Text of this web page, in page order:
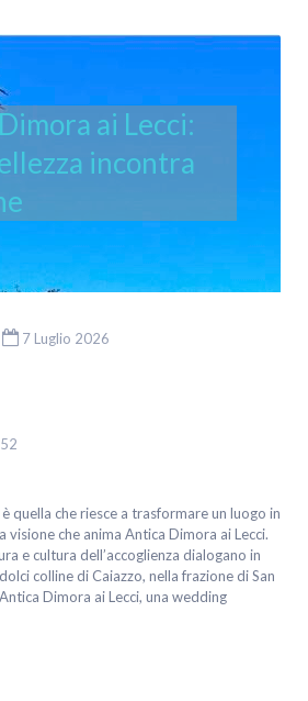
ai Lecci:
incontra
7 Luglio 2026
quella che riesce a trasformare un luogo in
visione che anima Antica Dimora ai Lecci.
e cultura dell’accoglienza dialogano in
colline di Caiazzo, nella frazione di San
Dimora ai Lecci, una wedding